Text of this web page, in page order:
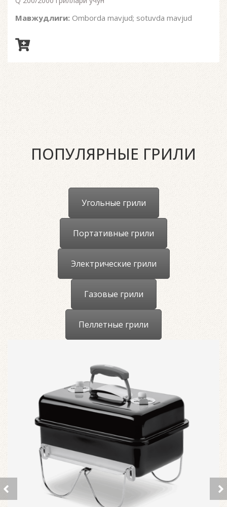
Мавжудлиги: Omborda mavjud; sotuvda mavjud
ПОПУЛЯРНЫЕ ГРИЛИ
Угольные грили
Портативные грили
Электрические грили
Газовые грили
Пеллетные грили